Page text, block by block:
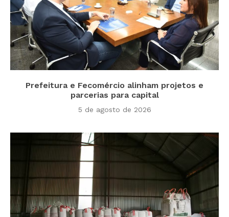
Prefeitura e Fecomércio alinham projetos e
parcerias para capital
5 de agosto de 2026